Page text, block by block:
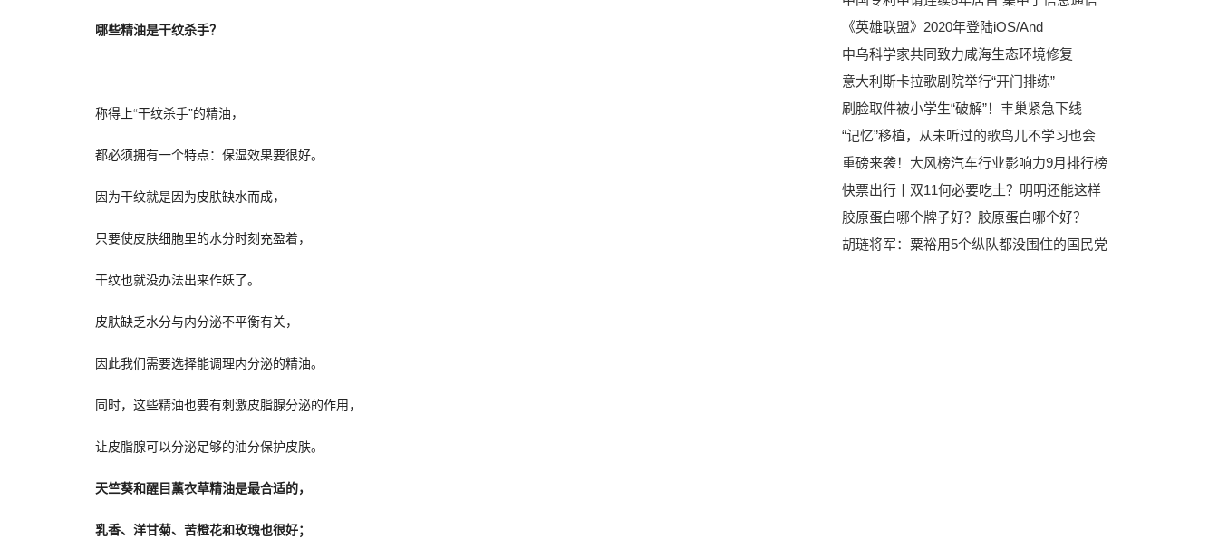
哪些精油是干纹杀手？
称得上“干纹杀手”的精油，
都必须拥有一个特点：保湿效果要很好。
因为干纹就是因为皮肤缺水而成，
只要使皮肤细胞里的水分时刻充盈着，
干纹也就没办法出来作妖了。
皮肤缺乏水分与内分泌不平衡有关，
因此我们需要选择能调理内分泌的精油。
同时，这些精油也要有刺激皮脂腺分泌的作用，
让皮脂腺可以分泌足够的油分保护皮肤。
天竺葵和醒目薰衣草精油是最合适的，
乳香、洋甘菊、苦橙花和玫瑰也很好；
《英雄联盟》2020年登陆iOS/And
中乌科学家共同致力咸海生态环境修复
意大利斯卡拉歌剧院举行“开门排练”
刷脸取件被小学生“破解”！丰巢紧急下线
“记忆”移植，从未听过的歌鸟儿不学习也会
重磅来袭！大风榜汽车行业影响力9月排行榜
快票出行丨双11何必要吃土？明明还能这样
胶原蛋白哪个牌子好？胶原蛋白哪个好？
胡琏将军：粟裕用5个纵队都没围住的国民党